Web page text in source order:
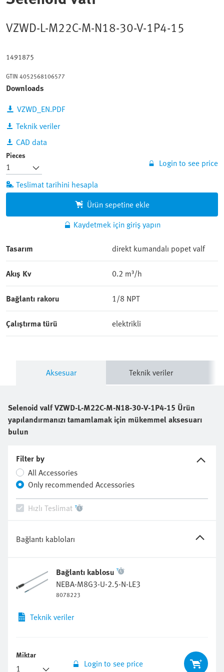
VZWD-L-M22C-M-N18-30-V-1P4-15
1491875
GTIN 4052568106577
Downloads
VZWD_EN.PDF
Teknik veriler
CAD data
Pieces
Login to see price
Teslimat tarihini hesapla
Ürün sepetine ekle
Kaydetmek için giriş yapın
Tasarım
direkt kumandalı popet valf
Akış Kv 0.2 m³/h
Bağlantı rakoru 1/8 NPT
Çalıştırma türü elektrikli
Aksesuar Teknik veriler
Selenoid valfVZWD-L-M22C-M-N18-30-V-1P4-15 Ürün
yapılandırmanızı tamamlamak için mükemmel aksesuarı
bulun
Filter by
All Accessories
Only recommended Accessories
Hızlı Teslimat
Bağlantı kabloları
Bağlantı kablosu
NEBA-M8G3-U-2.5-N-LE3
8078223
Teknik veriler
Miktar
Login to see price